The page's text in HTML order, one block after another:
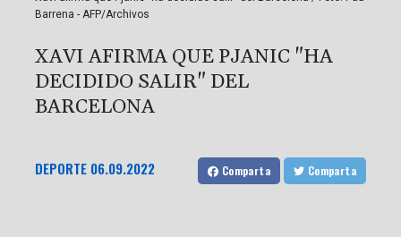
Barrena - AFP/Archivos
XAVI AFIRMA QUE PJANIC "HA
DECIDIDO SALIR" DEL
BARCELONA
DEPORTE 06.09.2022 Comparta Comparta